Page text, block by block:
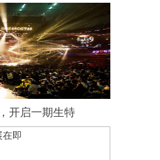
开启一期生特